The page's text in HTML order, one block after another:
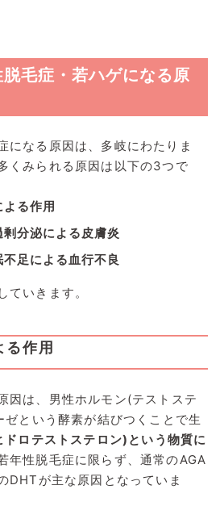
毛症・若ハゲになる原
になる原因は、多岐にわたりま
くみられる原因は以下の3つで
る作用
分泌による皮膚炎
足による血行不良
ていきます。
る作用
因は、男性ホルモン(テストステ
という酵素が結びつくことで生
ロテストステロン)という物質に
年性脱毛症に限らず、通常のAGA
DHTが主な原因となっていま